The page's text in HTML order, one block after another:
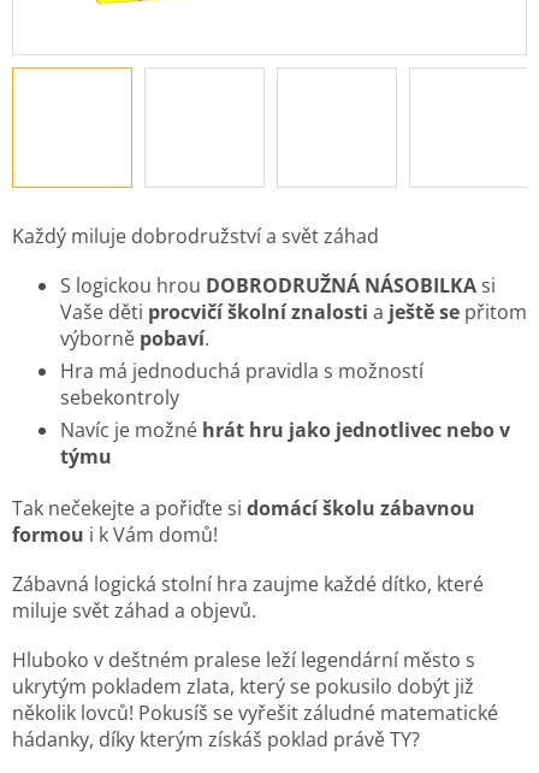
Každý miluje dobrodružství a svět záhad
S logickou hrou DOBRODRUŽNÁ NÁSOBILKA si
Vaše děti procvičí školní znalosti a ještě se přitom
výborně pobaví.
Hra má jednoduchá pravidla s možností
sebekontroly
Navíc je možné hrát hru jako jednotlivec nebo v
týmu
Tak nečekejte a pořiďte si domácí školu zábavnou
formou i k Vám domů!
Zábavná logická stolní hra zaujme každé dítko, které
miluje svět záhad a objevů.
Hluboko v deštném pralese leží legendární město s
ukrytým pokladem zlata, který se pokusilo dobýt již
několik lovců! Pokusíš se vyřešit záludné matematické
hádanky, díky kterým získáš poklad právě TY?